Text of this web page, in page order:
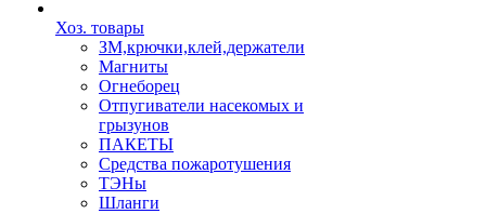
Хоз. товары
ЗМ,крючки,клей,держатели
Магниты
Огнеборец
Отпугиватели насекомых и
грызунов
ПАКЕТЫ
Средства пожаротушения
ТЭНы
Шланги